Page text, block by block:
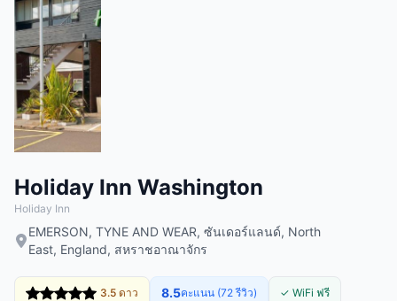
Holiday Inn Washington
Holiday Inn
EMERSON, TYNE AND WEAR, ซันเดอร์แลนด์, North
East, England, สหราชอาณาจักร
3.5 ดาว 8.5คะแนน (72 รีวิว) ✓ WiFi ฟรี